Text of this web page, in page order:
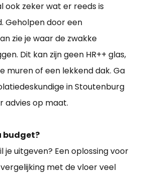
ook zeker wat er reeds is
Geholpen door een
zie je waar de zwakke
Dit kan zijn geen HR++ glas,
muren of een lekkend dak. Ga
in Stoutenburg
advies op maat.
budget?
je uitgeven? Een oplossing voor
vergelijking met de vloer veel